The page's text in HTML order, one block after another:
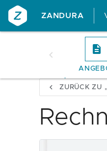
ZANDURA
ZURÜCK ZU